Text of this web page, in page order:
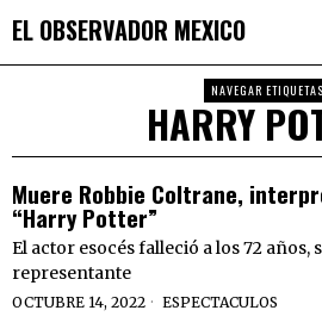
EL OBSERVADOR MEXICO
NAVEGAR ETIQUETAS
HARRY
Muere Robbie Coltrane,
“Harry Potter”
El actor esocés falleció a los 72
representante
OCTUBRE 14, 2022 ESPECTACULOS